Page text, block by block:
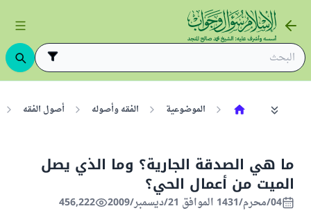
الموضوعية الفقه وأصوله أصول الفقه
ما هي الصدقة الجارية؟ وما الذي يصل
الميت من أعمال الحي؟
04/محرم/1431 الموافق 21/ديسمبر/2009 456,222